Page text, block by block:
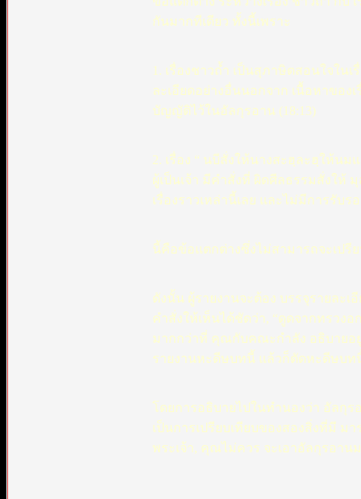
กันมากทีเดียว ทั้งนี้เพราะ
1. เรื่องชาวถ้ำ เป็นสุภาษิตสอนใจใน
ละเอียดอย่างอื่นนอกจาก เนื้อหาขอ
บัญญัติไว้ในอัลกุรอาน (18:13)
2. เรื่อง “ นบีสั่งให้นางสะฮฺละฮฺให้น
ผู้เป็นเจ้า มีคำสั่งที่ ผิดศีลธรรมสั่งให้
เรื่องราวเหล่านี้เลย และไม่มีการรับร
นี้คือข้อแตกต่างซึ่งไม่สามารถจะเปรี
ดังนั้น ผู้รายงานจะต้อง บรรจุรายละ
คำสั่งให้เห็นได้ชัดว่า, “ดูดจากทรวง
มากกว่าที่ คุณกับคณะกำลัง อธิบายอ
รายงานหะดีษบทนี้ แล้วก็ตัดหะดีษบท
โดยการอธิบายไปในทำนองว่า อัลกุร
เป็นการเปรียบเทียบของสองสิ่งที่มี ม
พระเจ้า, คุณไม่ควร จะเอาอัลกุรอา